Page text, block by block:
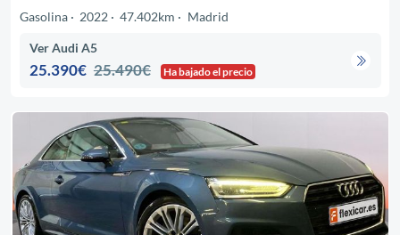
Gasolina
2022 47.402km Madrid
Ver Audi A5
25.390€ 25.490€ Ha bajado el precio